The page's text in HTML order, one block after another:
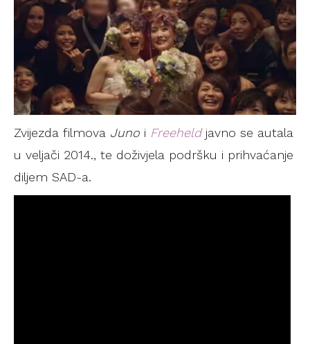
Zvijezda filmova Juno i Freeheldjavno se autala
u veljači 2014., te doživjela podršku i prihvaćanje
diljem SAD-a.